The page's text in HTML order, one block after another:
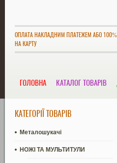
ОПЛАТА НАКЛАДНИМ ПЛАТЕЖЕМ АБО
НА КАРТУ
ГОЛОВНА КАТАЛОГ ТОВАРІВ
КАТЕГОРІЇ ТОВАРІВ
Металошукачі
НОЖІ ТА МУЛЬТИТУЛИ